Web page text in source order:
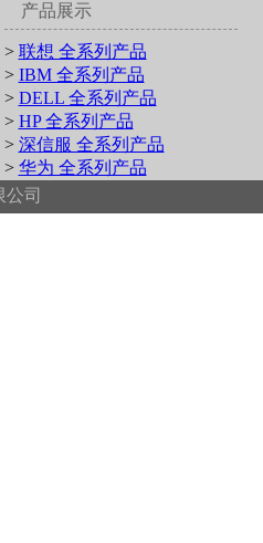
产品展示
> 联想 全系列产品
> IBM 全系列产品
> DELL 全系列产品
> HP 全系列产品
> 深信服 全系列产品
> 华为 全系列产品
司